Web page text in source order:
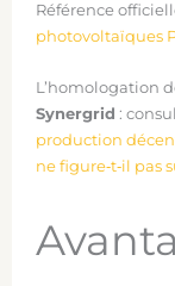
Référence
photovoltaïques
L’homologation
Synergrid :
production
ne figure‑t‑il pas